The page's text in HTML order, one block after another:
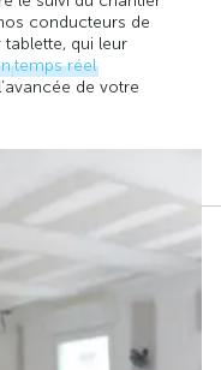
conducteurs de
qui leur
temps réel
de votre